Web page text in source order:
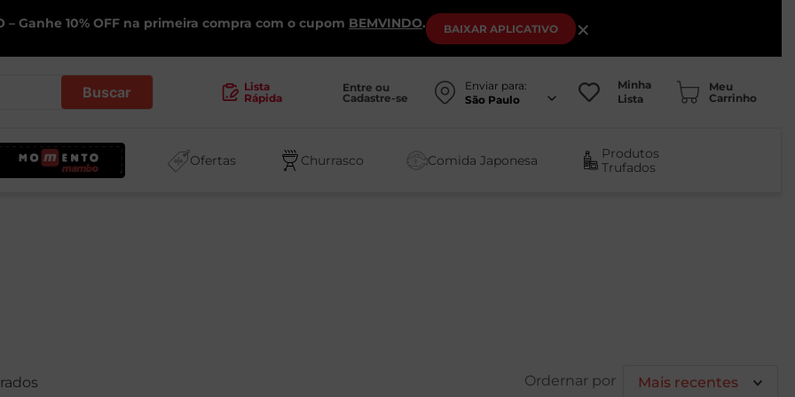
– Ganhe 10% OFF na primeira compra com o cupom BEMVINDO. BAIXAR APLICATIVO ×
Lista
Rápida
Entre ou
Cadastre-se
Enviar para:
São Paulo
Minha
Lista
Ofertas Churrasco Comida Japonesa
Produtos
Trufados
Mais recentes